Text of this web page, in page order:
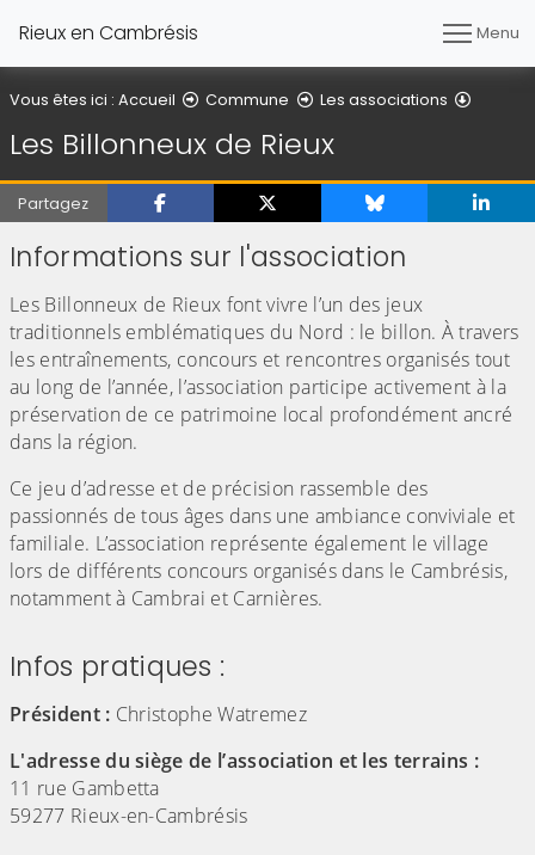
Rieux en Cambrésis Menu
Vous êtes ici : Accueil Commune Les associations
Les Billonneux de Rieux
Partagez
Informations sur l'association
Les Billonneux de Rieux font vivre l’un des jeux
traditionnels emblématiques du Nord : le billon. À travers
les entraînements, concours et rencontres organisés tout
au long de l’année, l’association participe activement à la
préservation de ce patrimoine local profondément ancré
dans la région.
Ce jeu d’adresse et de précision rassemble des
passionnés de tous âges dans une ambiance conviviale et
familiale. L’association représente également le village
lors de différents concours organisés dans le Cambrésis,
notamment à Cambrai et Carnières.
Infos pratiques :
Président : Christophe Watremez
L'adresse du siège de l’association et les terrains :
11 rue Gambetta
59277 Rieux-en-Cambrésis